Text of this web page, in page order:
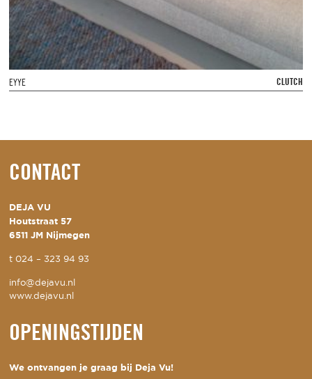
EYYE CLUTCH
CONTACT
DEJA VU
Houtstraat 57
6511 JM Nijmegen
t024 – 323 94 93
info@dejavu.nl
www.dejavu.nl
OPENINGSTIJDEN
We ontvangen je graag bij Deja Vu!